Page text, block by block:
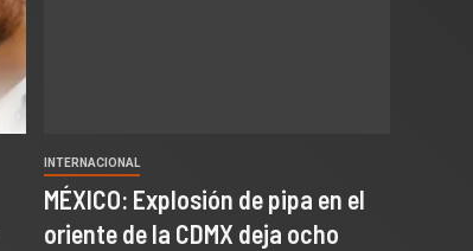
INTERNACIONAL
MÉXICO: Explosión de pipa en el
oriente de la CDMX deja ocho